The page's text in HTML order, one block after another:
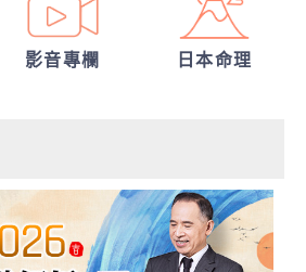
影音專欄 日本命理